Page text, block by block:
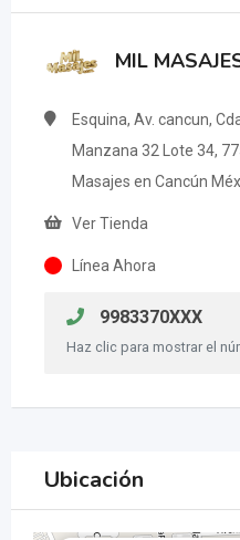
MIL
Esquina, Av. cancun,
Manzana 32 Lote 34,
Masajes en Cancún
Ver Tienda
Línea Ahora
9983370XXX
Haz clic para mostrar el
Ubicación